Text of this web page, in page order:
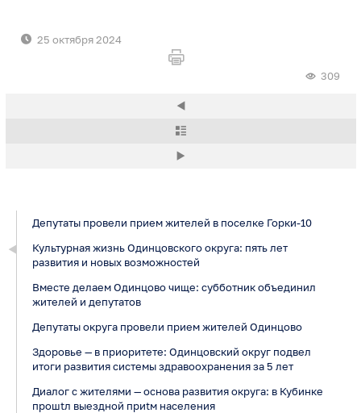
25 октября 2024
309
Депутаты провели прием жителей в поселке Горки-10
Культурная жизнь Одинцовского округа: пять лет
развития и новых возможностей
Вместе делаем Одинцово чище: субботник объединил
жителей и депутатов
Депутаты округа провели прием жителей Одинцово
Здоровье — в приоритете: Одинцовский округ подвел
итоги развития системы здравоохранения за 5 лет
Диалог с жителями — основа развития округа: в Кубинке
прошtл выездной приtм населения